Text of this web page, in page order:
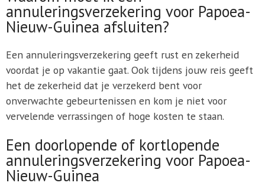
annuleringsverzekering voor Papoea-
Nieuw-Guinea afsluiten?
Een annuleringsverzekering geeft rust en zekerheid
voordat je op vakantie gaat. Ook tijdens jouw reis geeft
het de zekerheid dat je verzekerd bent voor
onverwachte gebeurtenissen en kom je niet voor
vervelende verrassingen of hoge kosten te staan.
Een doorlopende of kortlopende
annuleringsverzekering voor Papoea-
Nieuw-Guinea